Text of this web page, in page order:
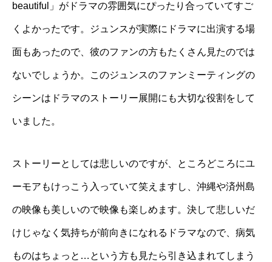
beautiful」がドラマの雰囲気にぴったり合っていてすご
くよかったです。ジュンスが実際にドラマに出演する場
面もあったので、彼のファンの方もたくさん見たのでは
ないでしょうか。このジュンスのファンミーティングの
シーンはドラマのストーリー展開にも大切な役割をして
いました。
ストーリーとしては悲しいのですが、ところどころにユ
ーモアもけっこう入っていて笑えますし、沖縄や済州島
の映像も美しいので映像も楽しめます。決して悲しいだ
けじゃなく気持ちが前向きになれるドラマなので、病気
ものはちょっと…という方も見たら引き込まれてしまう